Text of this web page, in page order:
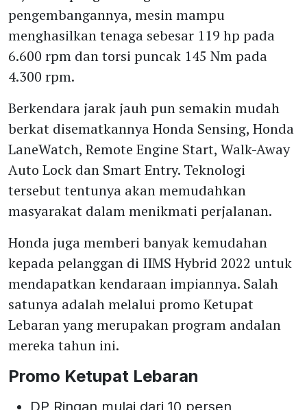
pengembangannya, mesin mampu
menghasilkan tenaga sebesar 119 hp pada
6.600 rpm dan torsi puncak 145 Nm pada
4.300 rpm.
Berkendara jarak jauh pun semakin mudah
berkat disematkannya Honda Sensing, Honda
LaneWatch, Remote Engine Start, Walk-Away
Auto Lock dan Smart Entry. Teknologi
tersebut tentunya akan memudahkan
masyarakat dalam menikmati perjalanan.
Honda juga memberi banyak kemudahan
kepada pelanggan di IIMS Hybrid 2022 untuk
mendapatkan kendaraan impiannya. Salah
satunya adalah melalui promo Ketupat
Lebaran yang merupakan program andalan
mereka tahun ini.
Promo Ketupat Lebaran